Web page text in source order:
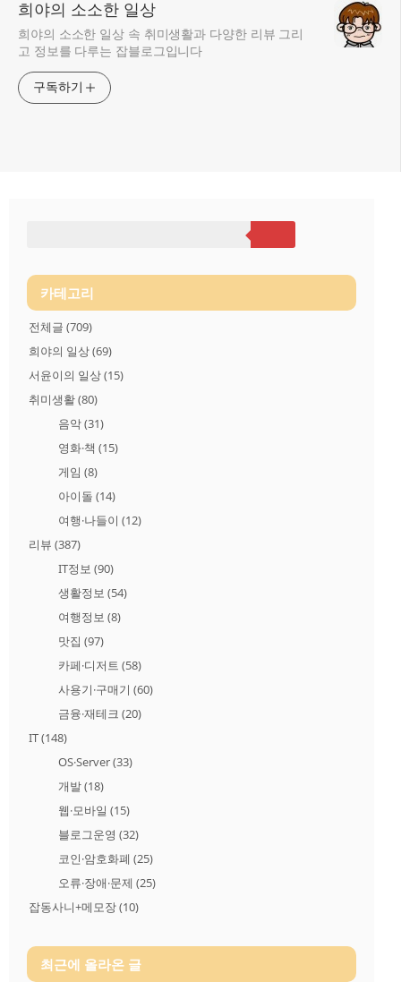
희야의 소소한 일상
희야의 소소한 일상 속 취미생활과 다양한 리뷰 그리
고 정보를 다루는 잡블로그입니다
구독하기
카테고리
전체글 (709)
희야의 일상(69)
서윤이의 일상(15)
취미생활(80)
음악(31)
영화·책 (15)
게임 (8)
아이돌 (14)
여행·나들이 (12)
리뷰 (387)
IT정보 (90)
생활정보 (54)
여행정보 (8)
맛집 (97)
카페·디저트 (58)
사용기·구매기 (60)
금융·재테크 (20)
IT(148)
OS·Server(33)
개발(18)
웹·모바일 (15)
블로그운영 (32)
코인·암호화폐 (25)
오류·장애·문제 (25)
잡동사니+메모장(10)
최근에 올라온 글